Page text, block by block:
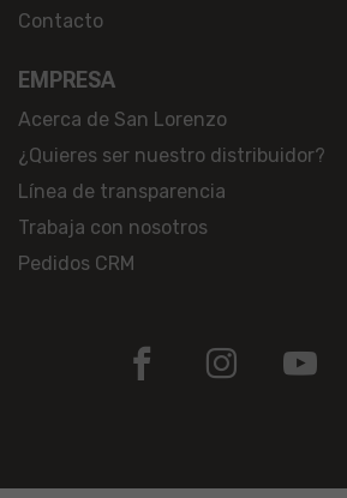
Contacto
EMPRESA
Acerca de San Lorenzo
¿Quieres ser nuestro distribuidor?
Línea de transparencia
Trabaja con nosotros
Pedidos CRM